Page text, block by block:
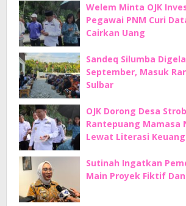
Welem Minta OJK
Pegawai PNM Curi
Cairkan Uang
Sandeq Silumba
September, Masuk
Sulbar
OJK Dorong Desa
Rantepuang Mamasa
Lewat Literasi
Sutinah Ingatkan
Main Proyek Fiktif